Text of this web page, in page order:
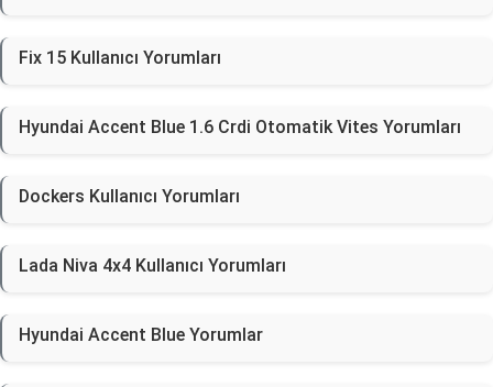
Fix 15 Kullanıcı Yorumları
Hyundai Accent Blue 1.6 Crdi Otomatik Vites Yorumları
Dockers Kullanıcı Yorumları
Lada Niva 4x4 Kullanıcı Yorumları
Hyundai Accent Blue Yorumlar